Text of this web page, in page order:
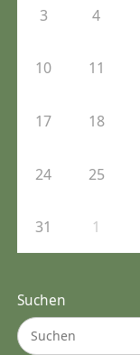
3 4
10 11
17 18
24 25
31 1
Suchen